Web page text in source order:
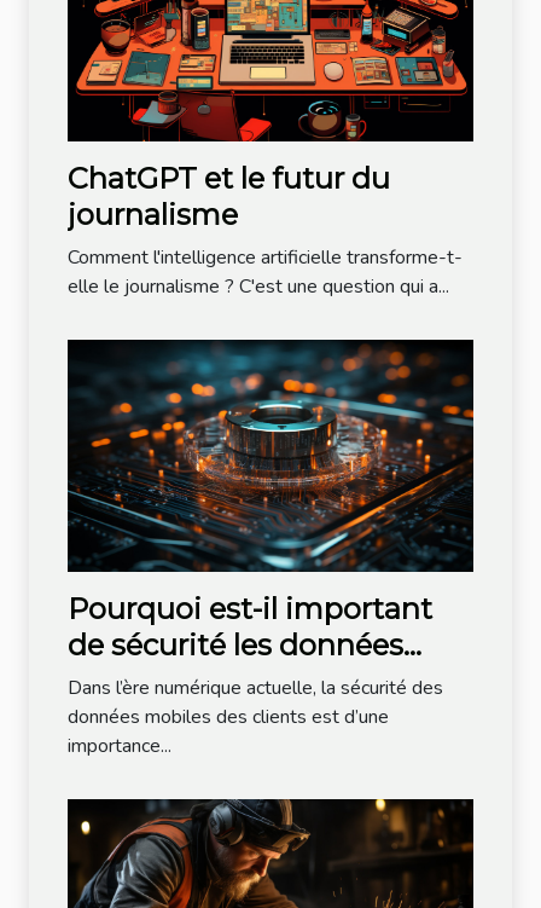
ChatGPT et le futur du
journalisme
Comment l'intelligence artificielle transforme-t-
elle le journalisme ? C'est une question qui a...
Pourquoi est-il important
de sécurité les données
mobiles de vos clients ?
Dans l’ère numérique actuelle, la sécurité des
données mobiles des clients est d’une
importance...